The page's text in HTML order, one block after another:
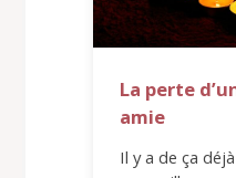
La perte
amie
Il y a de ça